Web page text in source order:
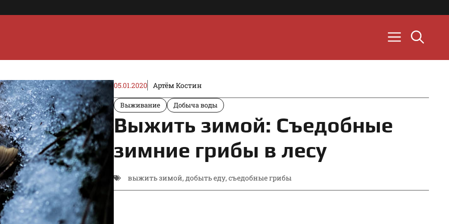
05.01.2020 Артём Костин
Выживание Добыча воды
Выжить зимой: Съедобные
зимние грибы в лесу
выжить зимой, добыть еду, съедобные грибы